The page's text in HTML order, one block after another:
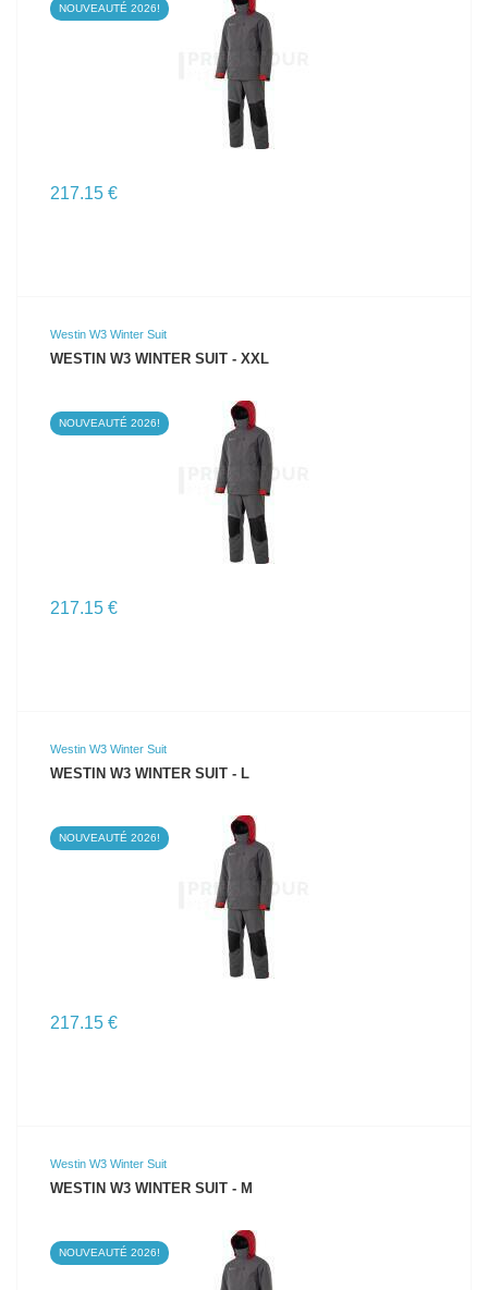
VOIR LE PRODUIT
NOUVEAUTÉ 2026!
217.15 €
Westin W3 Winter Suit
WESTIN W3 WINTER SUIT - XXL
VOIR LE PRODUIT
NOUVEAUTÉ 2026!
217.15 €
Westin W3 Winter Suit
WESTIN W3 WINTER SUIT - L
VOIR LE PRODUIT
NOUVEAUTÉ 2026!
217.15 €
Westin W3 Winter Suit
WESTIN W3 WINTER SUIT - M
VOIR LE PRODUIT
NOUVEAUTÉ 2026!